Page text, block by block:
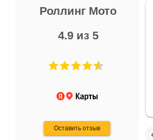
Роллинг Мото
4.9 из 5
Оставить отзыв
Не понравились условия
и дают только на год)